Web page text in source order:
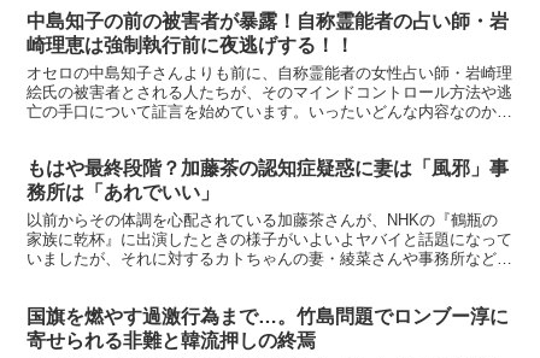
中島知子の前の被害者が暴露！自称霊能者の占い師・岩
崎理恵は強制執行前に夜逃げする！！
オセロの中島知子さんよりも前に、自称霊能者の女性占い師・岩崎理
絵氏の被害者とされる人たちが、そのマインドコントロール方法や逃
亡の手口について証言を始めています。いったいどんな内容なのかと
もはや最終段階？加藤茶の認知症疑惑に妻は「風邪」事
務所は「あれでいい」
以前からその体調を心配されている加藤茶さんが、NHKの『鶴瓶の
家族に乾杯』に出演したときの様子がいよいよヤバイと話題になって
いましたが、それに対するカトちゃんの妻・綾菜さんや事務所など周
国旗を燃やす過激行為まで…。竹島問題でロンブー淳に
寄せられる非難と韓流押しの終焉